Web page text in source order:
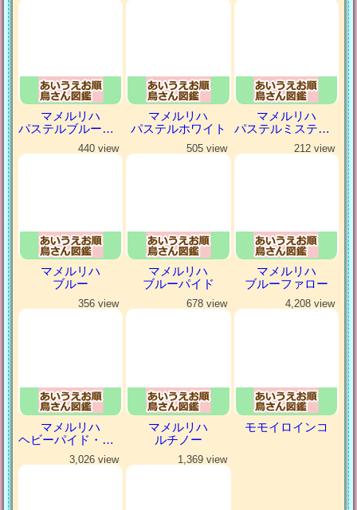
マメルリハ
パステルブルーパイド
マメルリハ
パステルホワイト
マメルリハ
パステルミスティダークグリーン
440 view
マメルリハ
ブルー
505 view
マメルリハ
ブルーパイド
212 view
マメルリハ
ブルーファロー
356 view
マメルリハ
ヘビーパイド・パステルコバルト
678 view
マメルリハ
ルチノー
4,208 view
モモイロインコ
3,026 view 1,369 view